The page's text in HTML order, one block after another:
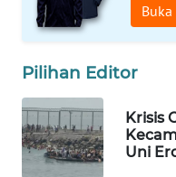
Pilihan Editor
Krisis
Uni
ID
CO ID
WAHANANEWS
NET